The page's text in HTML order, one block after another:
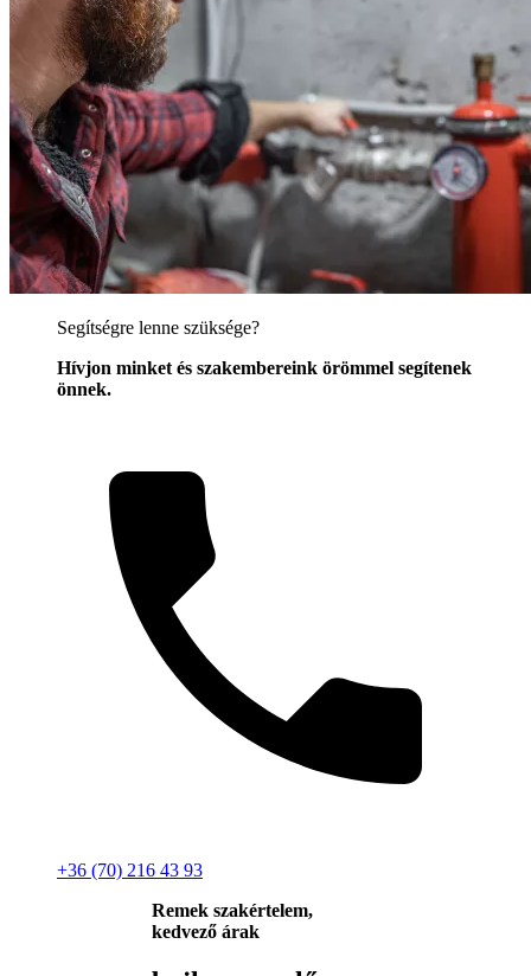
Segítségre lenne szüksége?
Hívjon minket és szakembereink örömmel segítenek
önnek.
+36 (70) 216 43 93
Remek szakértelem,
kedvező árak